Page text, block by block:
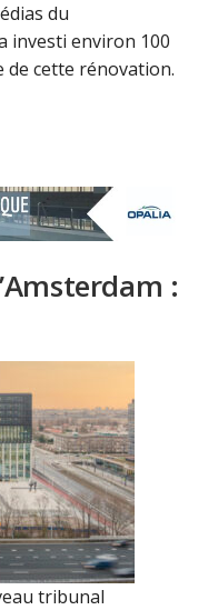
du
investi environ 100
de cette rénovation.
:
tribunal